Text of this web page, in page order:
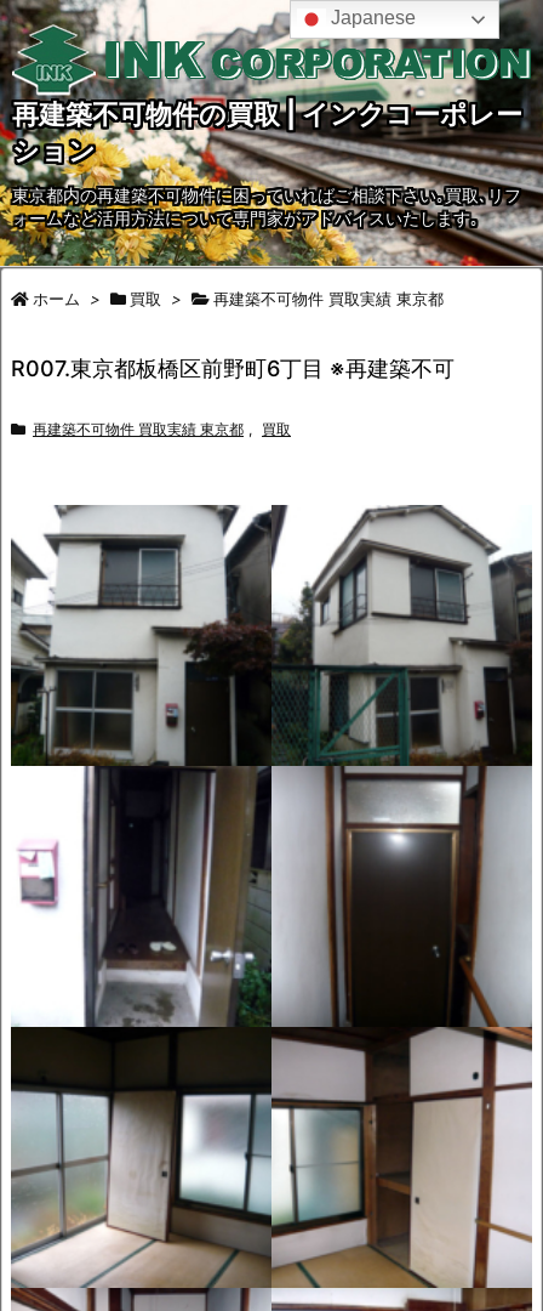
再建築不可物件の買取 | インクコーポレー
ション
東京都内の再建築不可物件に困っていればご相談下さい｡買取､リフ
ォームなど活用方法について専門家がアドバイスいたします｡
ホーム > 買取 > 再建築不可物件 買取実績 東京都
R007.東京都板橋区前野町6丁目 ※再建築不可
再建築不可物件 買取実績 東京都 , 買取
Japanese